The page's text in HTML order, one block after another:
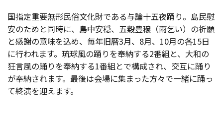
国指定重要無形民俗文化財である与論十五夜踊り。島民慰
安のためと同時に、島中安穏、五穀豊穣（雨乞い）の祈願
と感謝の意味を込め、毎年旧暦3月、8月、10月の各15日
に行われます。琉球風の踊りを奉納する2番組と、大和の
狂言風の踊りを奉納する1番組とで構成され、交互に踊り
が奉納されます。最後は会場に集まった方々で一緒に踊っ
て終演を迎えます。